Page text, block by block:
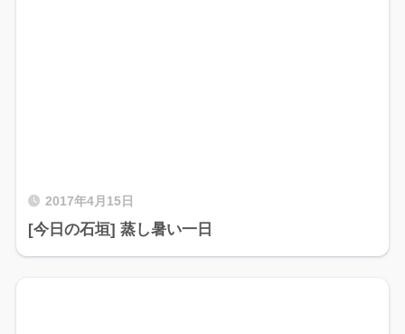
2017年4月15日
[今日の石垣] 蒸し暑い一日